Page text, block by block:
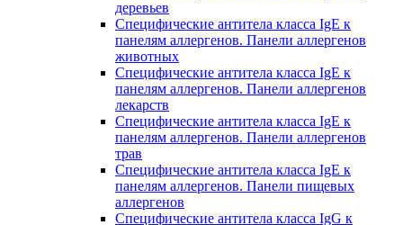
деревьев
Специфические антитела класса IgE к
панелям аллергенов. Панели аллергенов
животных
Специфические антитела класса IgE к
панелям аллергенов. Панели аллергенов
лекарств
Специфические антитела класса IgE к
панелям аллергенов. Панели аллергенов
трав
Специфические антитела класса IgE к
панелям аллергенов. Панели пищевых
аллергенов
Специфические антитела класса IgG к